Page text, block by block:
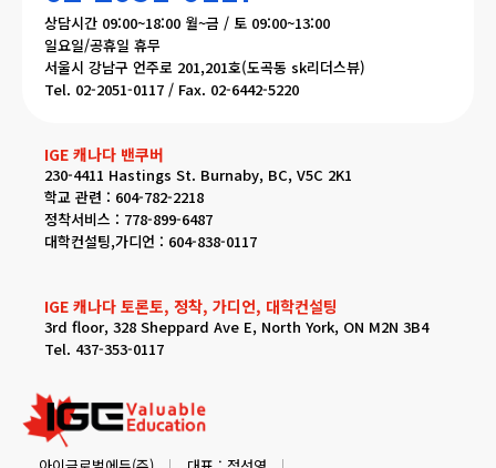
상담시간 09:00~18:00 월~금 / 토 09:00~13:00
일요일/공휴일 휴무
서울시 강남구 언주로 201,201호(도곡동 sk리더스뷰)
Tel. 02-2051-0117 / Fax. 02-6442-5220
IGE 캐나다 밴쿠버
230-4411 Hastings St. Burnaby, BC, V5C 2K1
학교 관련 : 604-782-2218
정착서비스 : 778-899-6487
대학컨설팅,가디언 : 604-838-0117
IGE 캐나다 토론토, 정착, 가디언, 대학컨설팅
3rd floor, 328 Sheppard Ave E, North York, ON M2N 3B4
Tel. 437-353-0117